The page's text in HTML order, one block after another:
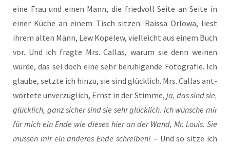
eine Frau und einen Mann, die fried­voll Sei­te an Sei­te in
einer Küche an einem Tisch sit­zen. Rais­sa Orlo­wa, liest
ihrem alten Mann, Lew Kope­lew, viel­leicht aus einem Buch
vor. Und ich frag­te Mrs. Cal­las, war­um sie denn wei­nen
wür­de, das sei doch eine sehr beru­hi­gen­de Foto­gra­fie. Ich
glau­be, setz­te ich hin­zu, sie sind glück­lich. Mrs. Cal­las ant­
wor­te­te unver­züg­lich, Ernst in der Stim­me, ja, das sind sie,
glück­lich, ganz sicher sind sie sehr glück­lich. Ich wün­sche mir
für mich ein Ende wie die­ses hier an der Wand, Mr. Lou­is. Sie
müs­sen mir ein ande­res Ende schrei­ben! – Und so sit­ze ich